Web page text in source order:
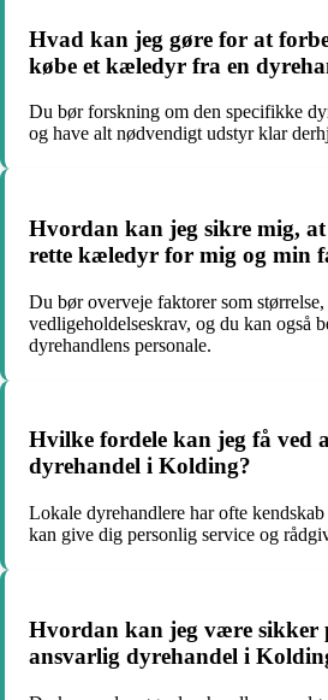
Hvad kan jeg gøre for at
købe et kæledyr fra en
Du bør forskning om den specifikke
og have alt nødvendigt udstyr klar
Hvordan kan jeg sikre mig,
rette kæledyr for mig og min
Du bør overveje faktorer som
vedligeholdelseskrav, og du kan også
dyrehandlens personale.
Hvilke fordele kan jeg få ved
dyrehandel i Kolding?
Lokale dyrehandlere har ofte
kan give dig personlig service og
Hvordan kan jeg være sikker
ansvarlig dyrehandel i